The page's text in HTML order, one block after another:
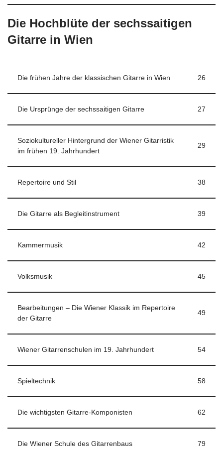
Die Hochblüte der sechssaitigen
Gitarre in Wien
Die frühen Jahre der klassischen Gitarre in Wien 26
Die Ursprünge der sechssaitigen Gitarre 27
Soziokultureller Hintergrund der Wiener Gitarristik
im frühen 19. Jahrhundert
29
Repertoire und Stil 38
Die Gitarre als Begleitinstrument 39
Kammermusik 42
Volksmusik 45
Bearbeitungen – Die Wiener Klassik im Repertoire
der Gitarre
49
Wiener Gitarrenschulen im 19. Jahrhundert 54
Spieltechnik 58
Die wichtigsten Gitarre-Komponisten 62
Die Wiener Schule des Gitarrenbaus 79